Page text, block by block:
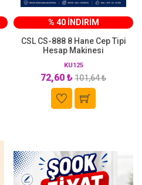
% 40 İNDİRİM
CSL CS-888 8 Hane Cep Tipi
Hesap Makinesi
KU125
72,60 ₺101,64 ₺